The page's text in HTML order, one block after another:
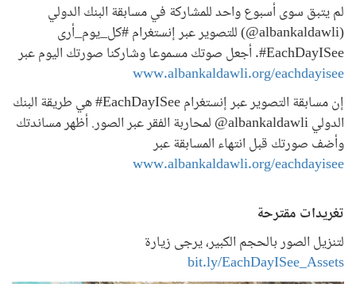
لم يتبق سوى أسبوع واحد للمشاركة في مسابقة البنك الدولي
(albankaldawli@) للتصوير عبر إنستغرام #كل_يوم_أرى
EachDayISee#. أجعل صوتك مسموعا وشاركنا صورتك اليوم عبر
www.albankaldawli.org/eachdayisee
إن مسابقة التصوير عبر إنستغرام EachDayISee# هي طريقة البنك
الدولي albankaldawli@ لمحاربة الفقر عبر الصور. أظهر مساندتك
وأضف صورتك قبل انتهاء المسابقة عبر
www.albankaldawli.org/eachdayisee
تغريدات مقترحة
لتنزيل الصور بالحجم الكبير، يرجى زيارة
bit.ly/EachDayISee_Assets